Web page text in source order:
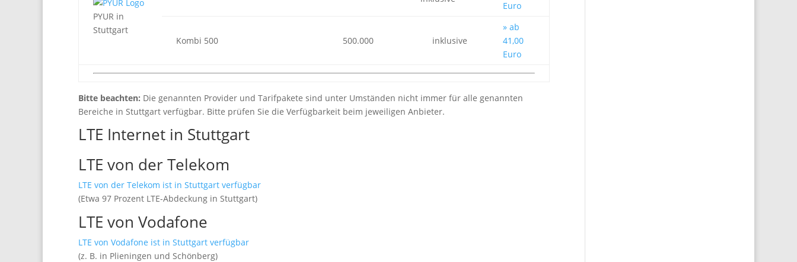
PYUR in
Stuttgart
Euro
Kombi 500 500.000 inklusive
» ab
41,00
Euro
Bitte beachten: Die genannten Provider und Tarifpakete sind unter Umständen nicht immer für alle genannten
Bereiche in Stuttgart verfügbar. Bitte prüfen Sie die Verfügbarkeit beim jeweiligen Anbieter.
LTE Internet in Stuttgart
LTE von der Telekom
LTE von der Telekom ist in Stuttgart verfügbar
(Etwa 97 Prozent LTE-Abdeckung in Stuttgart)
LTE von Vodafone
LTE von Vodafone ist in Stuttgart verfügbar
(z. B. in Plieningen und Schönberg)